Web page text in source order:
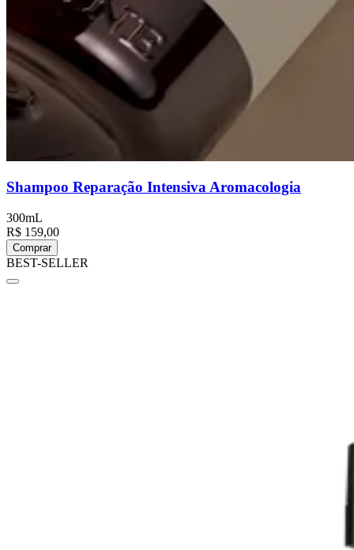
Shampoo Reparação Intensiva Aromacologia
300mL
R$ 159,00
Comprar
BEST-SELLER